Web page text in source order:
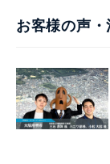
お客様の声・